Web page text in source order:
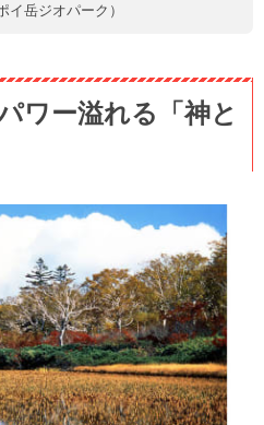
イ岳ジオパーク）
ワー溢れる「神と